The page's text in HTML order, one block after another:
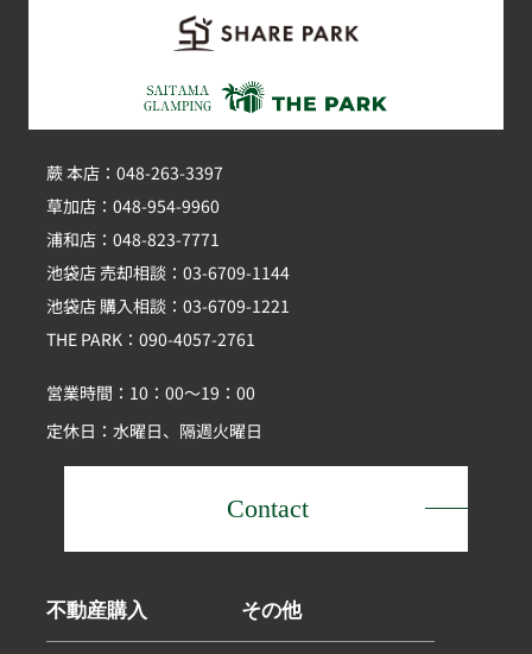
蕨 本店：048-263-3397
草加店：048-954-9960
浦和店：048-823-7771
池袋店 売却相談：03-6709-1144
池袋店 購入相談：03-6709-1221
THE PARK：090-4057-2761
営業時間：10：00～19：00
定休日：水曜日、隔週火曜日
Contact
不動産購入 その他